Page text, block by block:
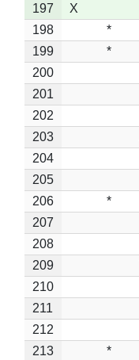
197
X
198
*
199
*
200
201
202
203
204
205
206
*
207
208
209
210
211
212
213
*